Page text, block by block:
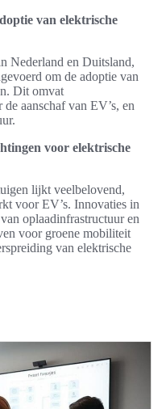
van elektrische
Nederland en Duitsland,
om de adoptie van
Dit omvat
aanschaf van EV’s, en
voor elektrische
lijkt veelbelovend,
voor EV’s. Innovaties in
oplaadinfrastructuur en
voor groene mobiliteit
van elektrische